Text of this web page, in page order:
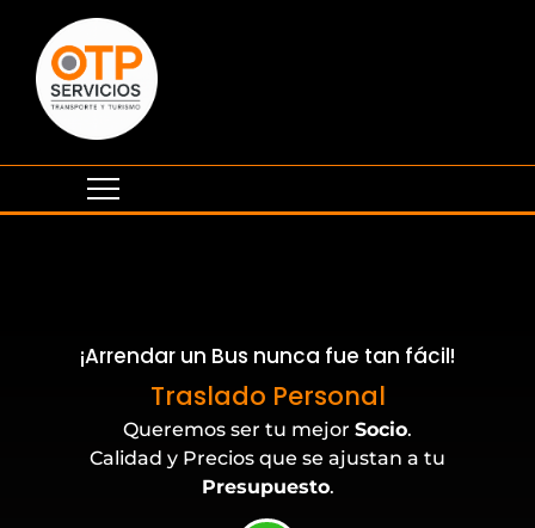
¡Arrendar un Bus nunca fue tan fácil!
Traslado Personal
Eventos Corporativos
Queremos ser tu mejor Socio.
Calidad y Precios que se ajustan a tu
Presupuesto.